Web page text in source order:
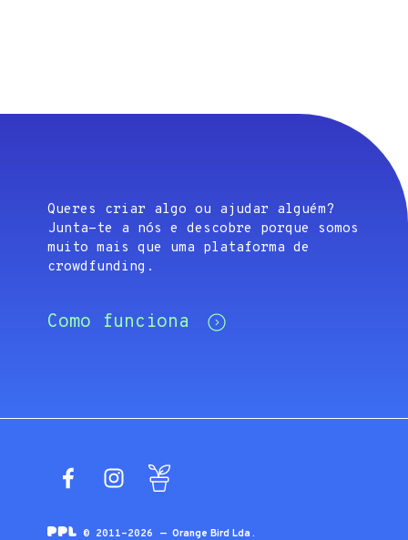
Queres criar algo ou ajudar alguém?
Junta-te a nós e descobre porque somos
muito mais que uma plataforma de
crowdfunding.
Como funciona
FacebookInstagram
© 2011-2026 —Orange Bird Lda .